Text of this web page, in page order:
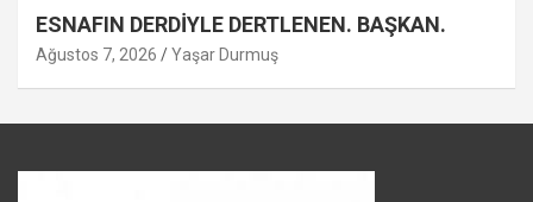
ESNAFIN DERDİYLE DERTLENEN. BAŞKAN.
Ağustos 7, 2026 Yaşar Durmuş